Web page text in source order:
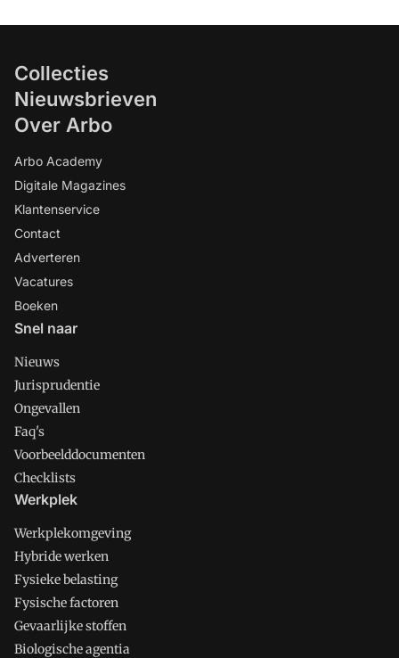
Collecties
Nieuwsbrieven
Over Arbo
Arbo Academy
Digitale Magazines
Klantenservice
Contact
Adverteren
Vacatures
Boeken
Snel naar
Nieuws
Jurisprudentie
Ongevallen
Faq's
Voorbeelddocumenten
Checklists
Werkplek
Werkplekomgeving
Hybride werken
Fysieke belasting
Fysische factoren
Gevaarlijke stoffen
Biologische agentia